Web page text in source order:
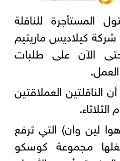
المستأجرة للناقلة
كيلاديس ماريتيم
حتى الآن على طلبات
الناقلتين العملاقتين
لين وان) التي ترفع
مجموعة كوسكو